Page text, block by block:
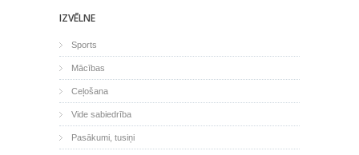
IZVĒLNE
Sports
Mācības
Ceļošana
Vide sabiedrība
Pasākumi, tusiņi